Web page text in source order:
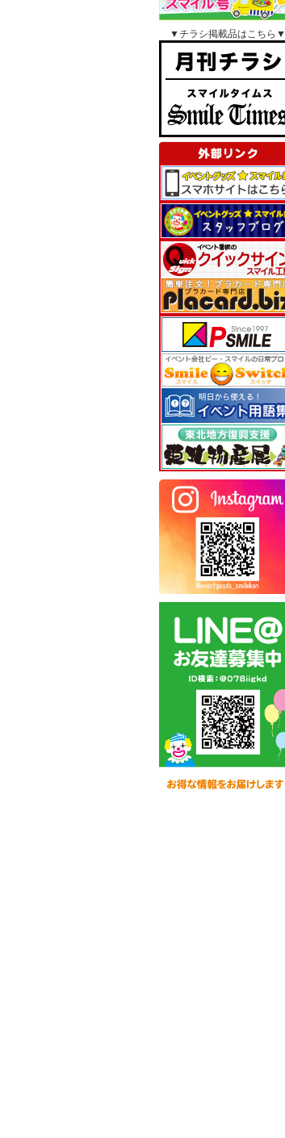
▼チラシ掲載品はこちら▼